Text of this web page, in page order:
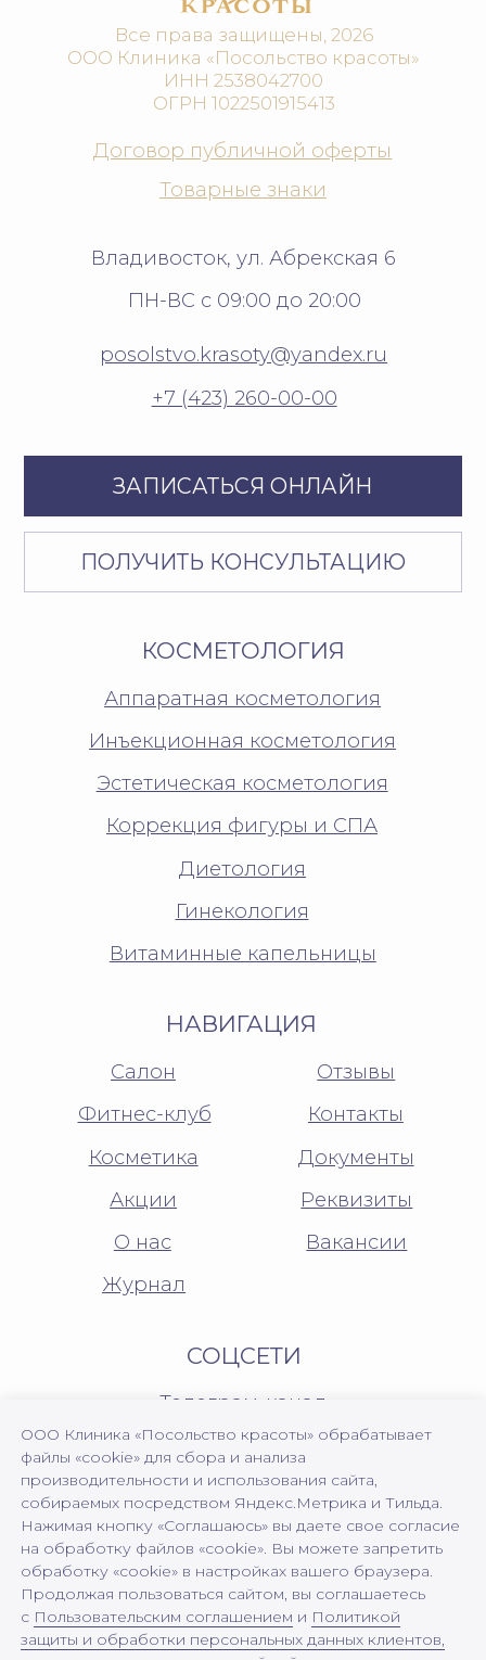
ООО Клиника «Посольство красоты» обрабатывает
файлы «cookie» для сбора и анализа
производительности и использования сайта,
собираемых посредством Яндекс.Метрика и Тильда.
Нажимая кнопку «Соглашаюсь» вы даете свое согласие
на обработку файлов «cookie». Вы можете запретить
обработку «cookie» в настройках вашего браузера.
Продолжая пользоваться сайтом, вы соглашаетесь
с Пользовательским соглашением и Политикой
защиты и обработки персональных данных клиентов,